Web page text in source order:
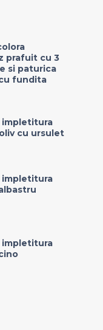
prafuit cu 3
si paturica
fundita
cu ursulet